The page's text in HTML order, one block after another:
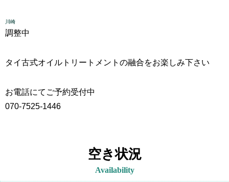
川崎
調整中
タイ古式オイルトリートメントの融合をお楽しみ下さい
お電話にてご予約受付中
070-7525-1446
空き状況
Availability